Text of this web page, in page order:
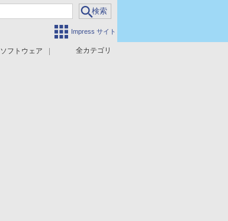
Impress サイト
全カテゴリ
ソフトウェア